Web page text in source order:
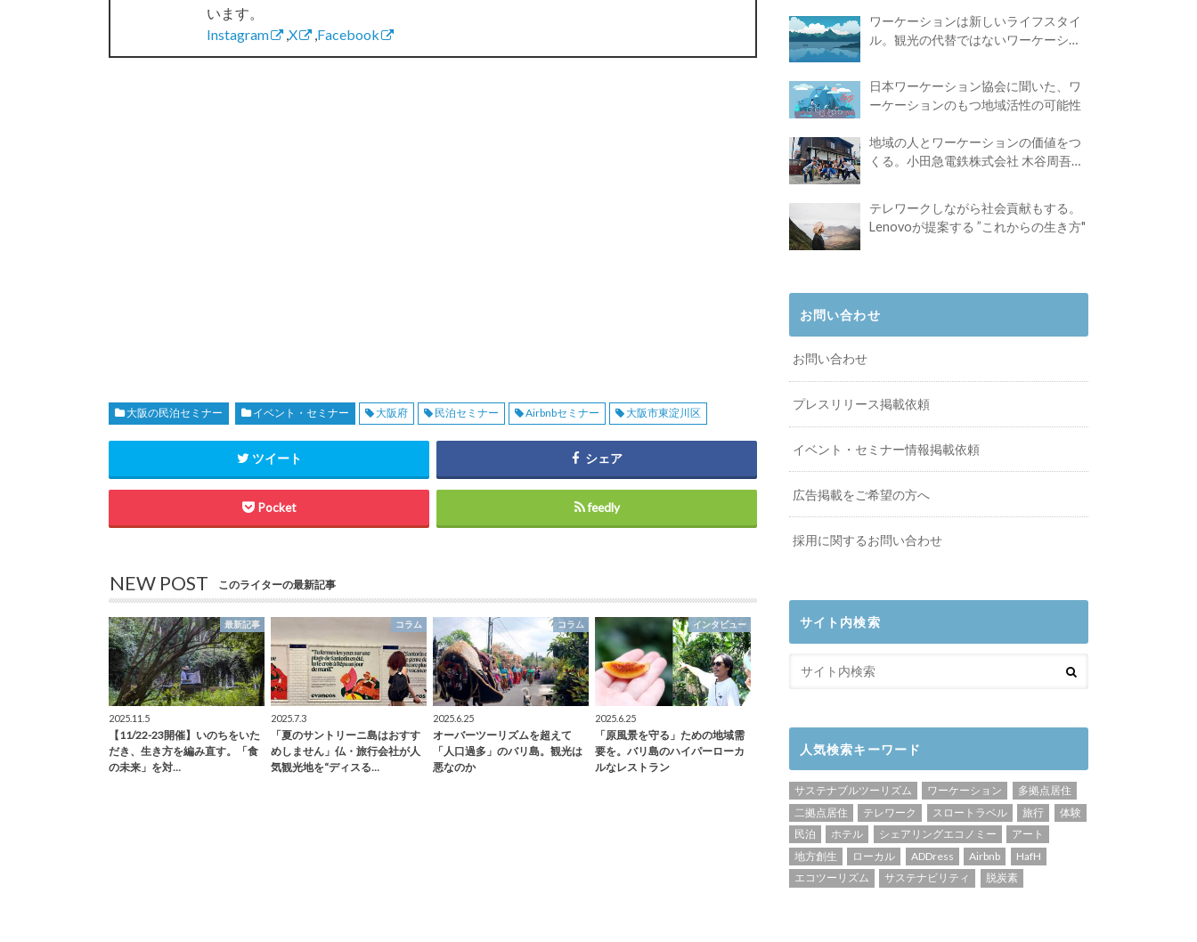
います。
Instagram
X Facebook
大阪の民泊セミナー イベント・セミナー 大阪府 民泊セミナー Airbnbセミナー 大阪市東淀川区
ツイート シェア
Pocket feedly
NEW POST このライターの最新記事
最新記事
2025.11.5
【11/22-23開催】いのちをいた
だき、生き方を編み直す。「食
の未来」を対…
コラム
2025.7.3
「夏のサントリーニ島はおすす
めしません」仏・旅行会社が人
気観光地を“ディスる…
コラム
2025.6.25
オーバーツーリズムを超えて
「人口過多」のバリ島。観光は
悪なのか
インタビュー
2025.6.25
「原風景を守る」ための地域需
要を。バリ島のハイパーローカ
ルなレストラン
ワーケーションは新しいライフスタイ
ル。観光の代替ではないワーケーショ
日本ワーケーション協会に聞いた、ワ
ーケーションのもつ地域活性の可能性
地域の人とワーケーションの価値をつ
くる。小田急電鉄株式会社 木谷周吾さ
テレワークしながら社会貢献もする。
Lenovoが提案する ”これからの生き方"
お問い合わせ
お問い合わせ
プレスリリース掲載依頼
イベント・セミナー情報掲載依頼
広告掲載をご希望の方へ
採用に関するお問い合わせ
サイト内検索
人気検索キーワード
サステナブルツーリズム ワーケーション
多拠点居住
二拠点居住
テレワーク スロートラベル 旅行
体験
民泊
ホテル シェアリングエコノミー
アート
地方創生
ローカル ADDress Airbnb
HafH
エコツーリズム
サステナビリティ 脱炭素